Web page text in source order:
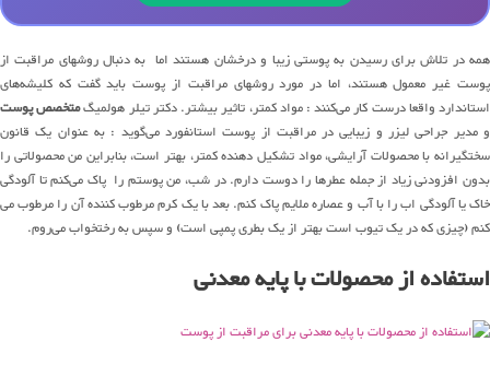
همه در تلاش برای رسیدن به پوستی زیبا و درخشان هستند اما به دنبال روشهای مراقبت از
پوست غیر معمول هستند، اما در مورد روشهای مراقبت از پوست باید گفت که کلیشه‌های
استاندارد واقعا درست کار می‌کنند : مواد کمتر، تاثیر بیشتر. دکتر تیلر هولمیگمتخصص پوست
و مدیر جراحی لیزر و زیبایی در مراقبت از پوست استانفورد می‌گوید : به عنوان یک قانون
سختگیرانه با محصولات آرایشی، مواد تشکیل دهنده کمتر، بهتر است، بنابراین من محصولاتی را
بدون افزودنی زیاد از جمله عطرها را دوست دارم. در شب، من پوستم را پاک می‌کنم تا آلودگی
خاک یا آلودگی اب را با آب و عصاره ملایم پاک کنم. بعد با یک کرم مرطوب کننده آن را مرطوب می
کنم (چیزی که در یک تیوب است بهتر از یک بطری پمپی است) و سپس به رختخواب می‌روم.
استفاده از محصولات با پایه معدنی